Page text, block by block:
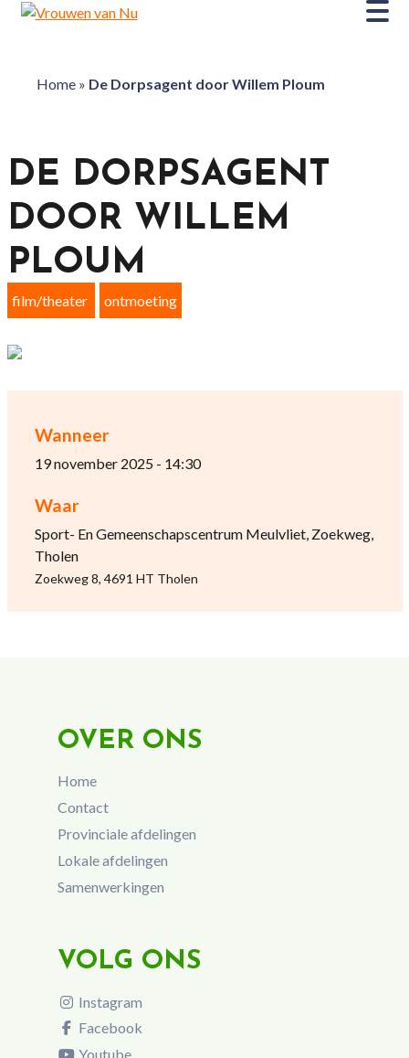
Home» De Dorpsagent door Willem Ploum
Wanneer
19 november 2025 - 14:30
Waar
Sport- En Gemeenschapscentrum Meulvliet, Zoekweg,
Tholen
Zoekweg 8, 4691 HT Tholen
DE DORPSAGENT
DOOR WILLEM
PLOUM
film/theater ontmoeting
OVER ONS
Home
Contact
Provinciale afdelingen
Lokale afdelingen
Samenwerkingen
VOLG ONS
Instagram
Facebook
Youtube